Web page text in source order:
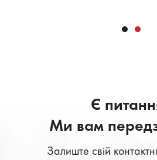
Є
Ми вам
Залиште свій